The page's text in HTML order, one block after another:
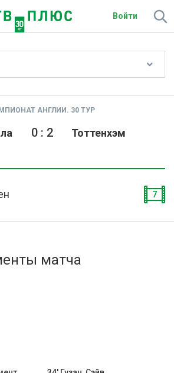
Войти
АНГЛИИ. 30 ТУР
Тоттенхэм
0: 2
7
матча